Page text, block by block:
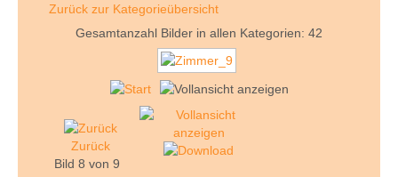
Zurück zur Kategorieübersicht
Gesamtanzahl Bilder in allen Kategorien: 42
Zurück
Bild 8 von 9